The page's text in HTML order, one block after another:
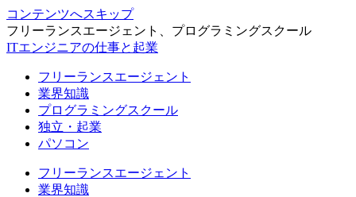
コンテンツへスキップ
フリーランスエージェント、プログラミングスクール
ITエンジニアの仕事と起業
フリーランスエージェント
業界知識
プログラミングスクール
独立・起業
パソコン
フリーランスエージェント
業界知識